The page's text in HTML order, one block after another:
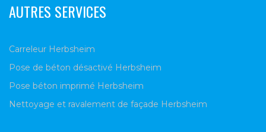
AUTRES SERVICES
Carreleur Herbsheim
Pose de béton désactivé Herbsheim
Pose béton imprimé Herbsheim
Nettoyage et ravalement de façade Herbsheim